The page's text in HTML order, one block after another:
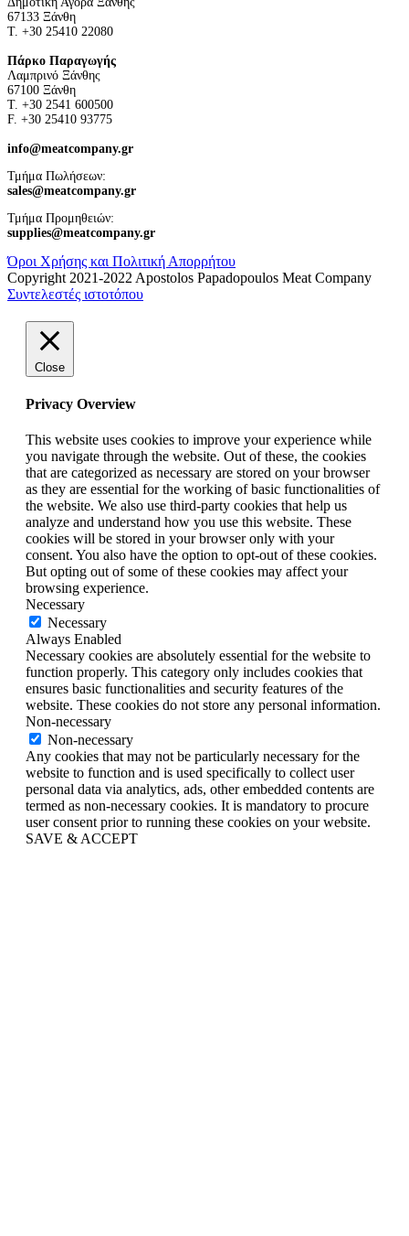
67133 Ξάνθη
Τ. +30 25410 22080
Πάρκο Παραγωγής
Λαμπρινό Ξάνθης
67100 Ξάνθη
Τ. +30 2541 600500
F. +30 25410 93775
info@meatcompany.gr
Τμήμα Πωλήσεων:
sales@meatcompany.gr
Τμήμα Προμηθειών:
supplies@meatcompany.gr
Όροι Χρήσης και Πολιτική Απορρήτου
Copyright 2021-2022 Apostolos Papadopoulos Meat Company
Συντελεστές ιστοτόπου
Close
Privacy Overview
This website uses cookies to improve your experience while
you navigate through the website. Out of these, the cookies
that are categorized as necessary are stored on your browser
as they are essential for the working of basic functionalities of
the website. We also use third-party cookies that help us
analyze and understand how you use this website. These
cookies will be stored in your browser only with your
consent. You also have the option to opt-out of these cookies.
But opting out of some of these cookies may affect your
browsing experience.
Necessary
Necessary
Always Enabled
Necessary cookies are absolutely essential for the website to
function properly. This category only includes cookies that
ensures basic functionalities and security features of the
website. These cookies do not store any personal information.
Non-necessary
Non-necessary
Any cookies that may not be particularly necessary for the
website to function and is used specifically to collect user
personal data via analytics, ads, other embedded contents are
termed as non-necessary cookies. It is mandatory to procure
user consent prior to running these cookies on your website.
SAVE & ACCEPT